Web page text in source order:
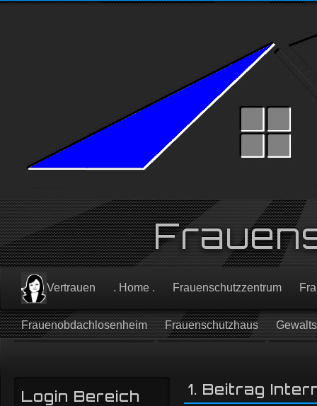
Vertrauen . Home . Frauenschutzzentrum
Frauenobdachlosenheim Frauenschutzhaus
Login Bereich 1. Beitrag